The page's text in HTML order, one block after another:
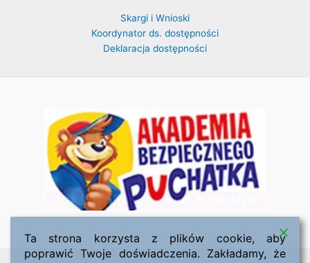
Skargi i Wnioski
Koordynator ds. dostępności
Deklaracja dostępności
Ta strona korzysta z plików cookie, aby
poprawić Twoje doświadczenia. Zakładamy, że